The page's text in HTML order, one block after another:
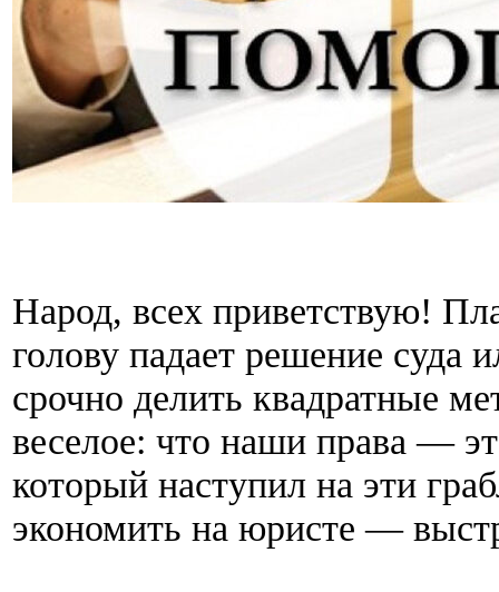
Народ, всех приветствую!
голову падает решение
срочно делить квадратные
веселое: что наши права —
который наступил на эти
экономить на юристе —